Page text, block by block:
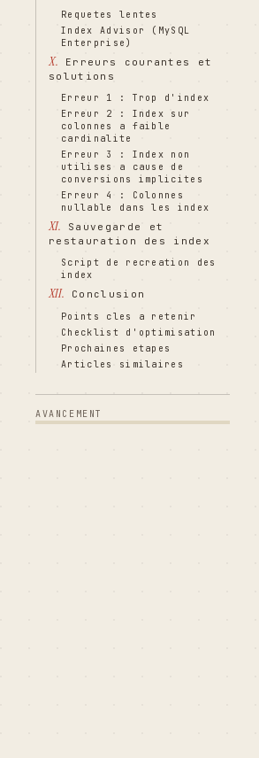
Requetes lentes
Index Advisor (MySQL
Enterprise)
X.
Erreurs courantes et
solutions
Erreur 1 : Trop d'index
Erreur 2 : Index sur
colonnes a faible
cardinalite
Erreur 3 : Index non
utilises a cause de
conversions implicites
Erreur 4 : Colonnes
nullable dans les index
XI.
Sauvegarde et
restauration des index
Script de recreation des
index
XII. Conclusion
Points cles a retenir
Checklist d'optimisation
Prochaines etapes
Articles similaires
AVANCEMENT